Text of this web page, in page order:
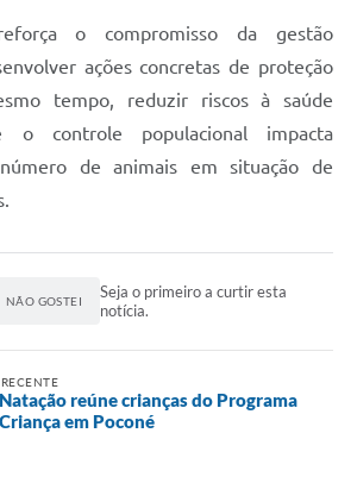
o compromisso da gestão
ações concretas de proteção
tempo, reduzir riscos à saúde
o controle populacional impacta
de animais em situação de
NÃO GOSTEI
Seja o primeiro a curtir esta
notícia.
reúne crianças do Programa
em Poconé